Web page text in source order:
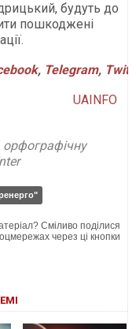
будуть до
пошкоджені
, Telegram,
UAINFO
орфографічну
Сміливо поділися
через ці кнопки